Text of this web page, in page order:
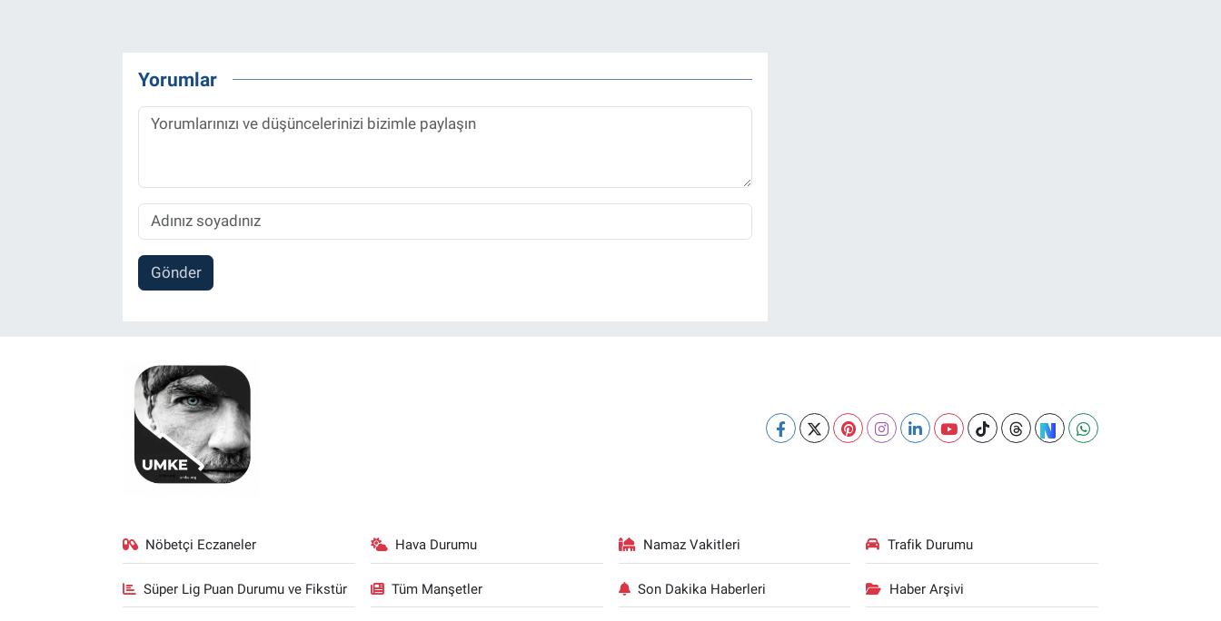
Yorumlar
Gönder
Nöbetçi Eczaneler Hava Durumu Namaz Vakitleri Trafik Durumu
Süper Lig Puan Durumu ve Fikstür Tüm Manşetler Son Dakika Haberleri Haber Arşivi